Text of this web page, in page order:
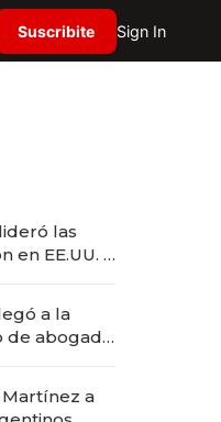
Suscribite Sign In
las
en EE.UU. y
a la
de abogado
a